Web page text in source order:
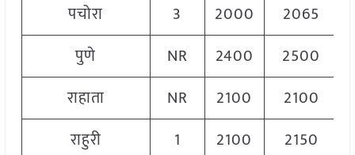
पचोरा
3 2000 2065
पुणे
NR 2400 2500
राहाता
NR 2100 2100
राहुरी
1 2100 2150